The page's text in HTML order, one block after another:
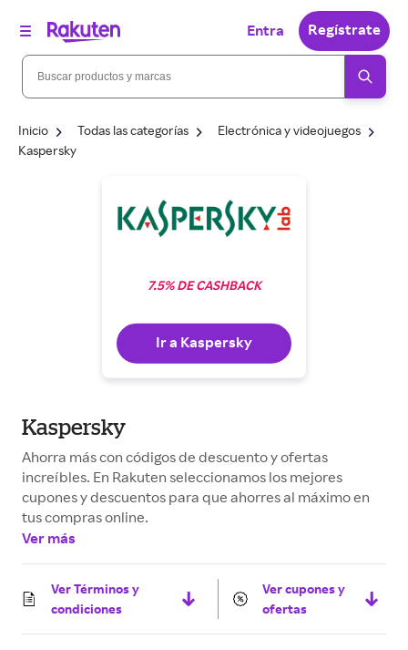
Entra Regístrate
Inicio Todas las categorías
Electrónica y videojuegos
Kaspersky
7.5% DE CASHBACK
Ir a Kaspersky
Kaspersky
Ahorra más con códigos de descuento y ofertas
increíbles. En Rakuten seleccionamos los mejores
cupones y descuentos para que ahorres al máximo en
tus compras online.
Ver más
Ver Términos y
condiciones
Ver cupones y
ofertas